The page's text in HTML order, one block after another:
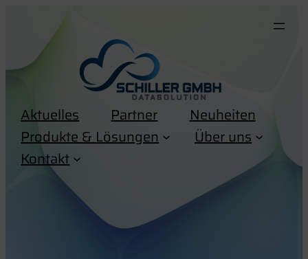
springen
Aktuelles Partner
Neuheiten
Produkte & Lösungen
Über uns
Kontakt